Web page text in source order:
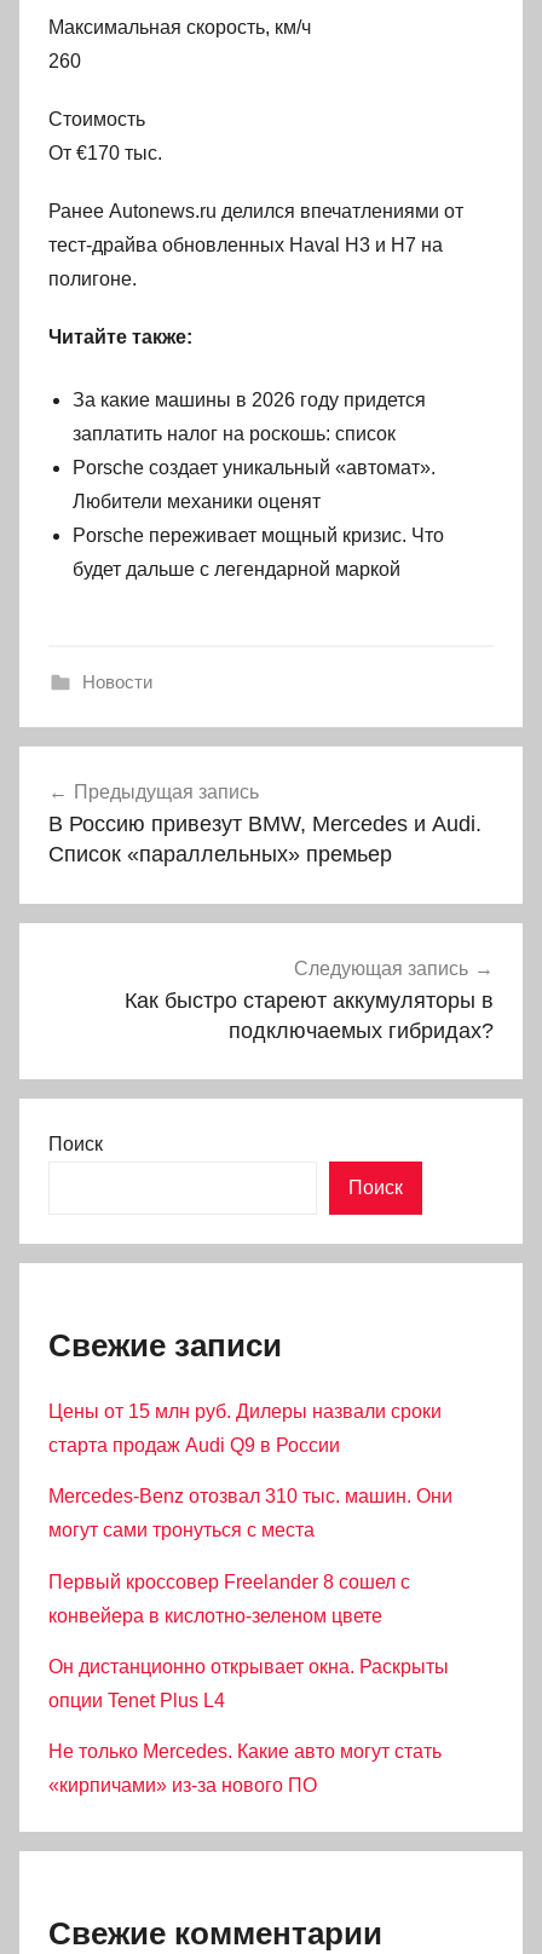
Максимальная скорость, км/ч
260
Стоимость
От €170 тыс.
Ранее Autonews.ru делился впечатлениями от
тест-драйва обновленных Haval H3 и H7 на
полигоне.
Читайте также:
За какие машины в 2026 году придется
заплатить налог на роскошь: список
Porsche создает уникальный «автомат».
Любители механики оценят
Porsche переживает мощный кризис. Что
будет дальше с легендарной маркой
Новости
по
записям
Предыдущая запись
В Россию привезут BMW, Mercedes и Audi.
Список «параллельных» премьер
Следующая запись
Как быстро стареют аккумуляторы в
подключаемых гибридах?
Поиск
Поиск
Свежие записи
Цены от 15 млн руб. Дилеры назвали сроки
старта продаж Audi Q9 в России
Mercedes-Benz отозвал 310 тыс. машин. Они
могут сами тронуться с места
Первый кроссовер Freelander 8 сошел с
конвейера в кислотно-зеленом цвете
Он дистанционно открывает окна. Раскрыты
опции Tenet Plus L4
Не только Mercedes. Какие авто могут стать
«кирпичами» из-за нового ПО
Свежие комментарии